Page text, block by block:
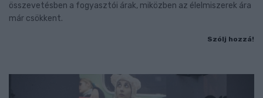
összevetésben a fogyasztói árak, miközben az élelmiszerek ára
már csökkent.
Szólj hozzá!